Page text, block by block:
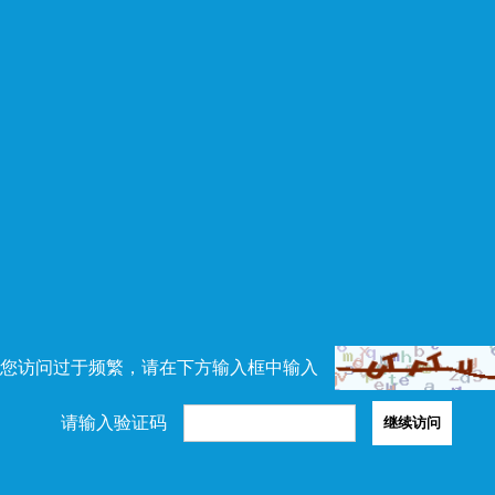
访问过于频繁，请在下方输入框中输入
请输入验证码 继续访问